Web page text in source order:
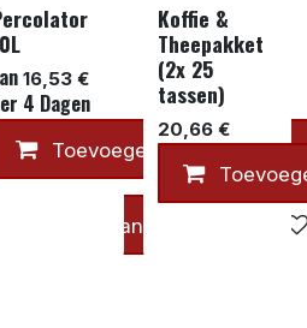
winkelmandje
16,53€
4 Dagen
Toevoegen aan
Koffie &
Theepakket
(2x 25
tassen)
20,66€